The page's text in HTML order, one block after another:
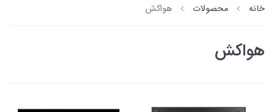
خانه محصولات هواکش
هواکش